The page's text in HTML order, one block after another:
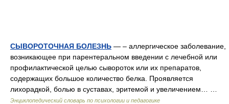
СЫВОРОТОЧНАЯ БОЛЕЗНЬ — – аллергическое заболевание,
возникающее при парентеральном введении с лечебной или
профилактической целью сывороток или их препаратов,
содержащих большое количество белка. Проявляется
лихорадкой, болью в суставах, эритемой и увеличением… …
Энциклопедический словарь по психологии и педагогике